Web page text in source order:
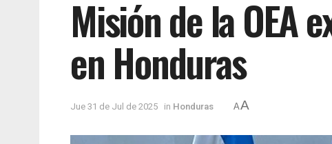
Misión de la OEA
en Honduras
Jue 31 de Jul de 2025 in Honduras AA